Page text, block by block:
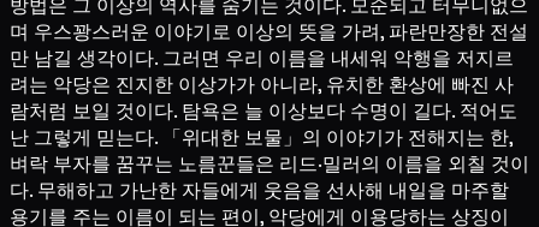
방법은 그 이상의 역사를 숨기는 것이다. 모순되고 터무니없으
며 우스꽝스러운 이야기로 이상의 뜻을 가려, 파란만장한 전설
만 남길 생각이다. 그러면 우리 이름을 내세워 악행을 저지르
려는 악당은 진지한 이상가가 아니라, 유치한 환상에 빠진 사
람처럼 보일 것이다. 탐욕은 늘 이상보다 수명이 길다. 적어도
난 그렇게 믿는다. 「위대한 보물」의 이야기가 전해지는 한,
벼락 부자를 꿈꾸는 노름꾼들은 리드·밀러의 이름을 외칠 것이
다. 무해하고 가난한 자들에게 웃음을 선사해 내일을 마주할
용기를 주는 이름이 되는 편이, 악당에게 이용당하는 상징이